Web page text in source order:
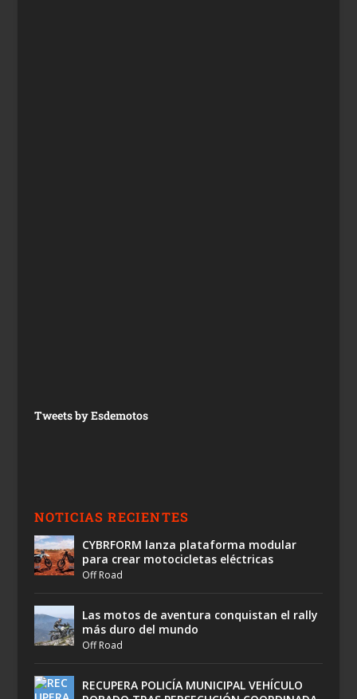
Tweets by Esdemotos
NOTICIAS RECIENTES
CYBRFORM lanza plataforma modular
para crear motocicletas eléctricas
Off Road
Las motos de aventura conquistan el rally
más duro del mundo
Off Road
RECUPERA POLICÍA MUNICIPAL VEHÍCULO